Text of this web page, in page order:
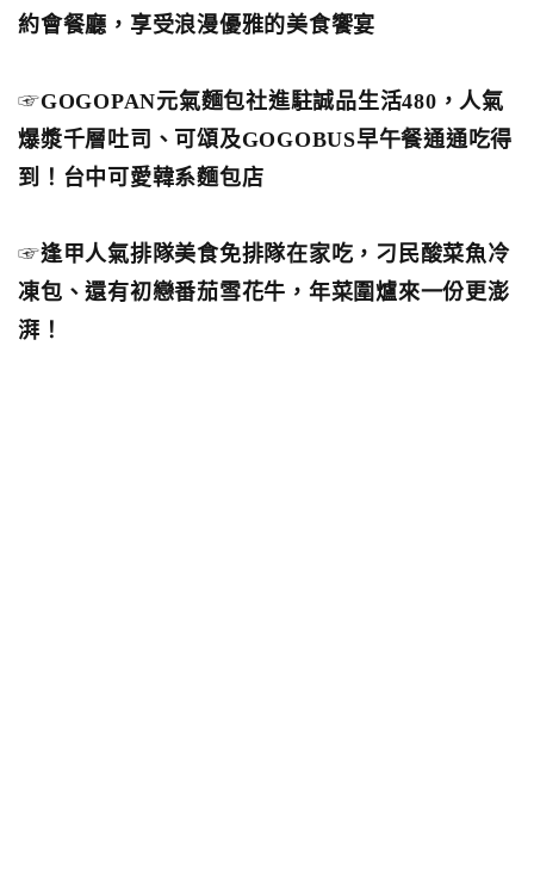
約會餐廳，享受浪漫優雅的美食饗宴
☞GOGOPAN元氣麵包社進駐誠品生活480，人氣
爆漿千層吐司、可頌及GOGOBUS早午餐通通吃得
到！台中可愛韓系麵包店
☞逢甲人氣排隊美食免排隊在家吃，刁民酸菜魚冷
凍包、還有初戀番茄雪花牛，年菜圍爐來一份更澎
湃！